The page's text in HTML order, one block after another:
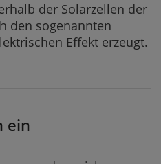
der Solarzellen der
den sogenannten
Effekt erzeugt.
ein